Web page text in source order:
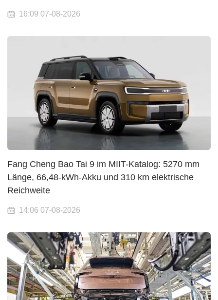
16:09 07-08-2026
Fang Cheng Bao Tai 9 im MIIT-Katalog: 5270 mm
Länge, 66,48-kWh-Akku und 310 km elektrische
Reichweite
14:06 07-08-2026